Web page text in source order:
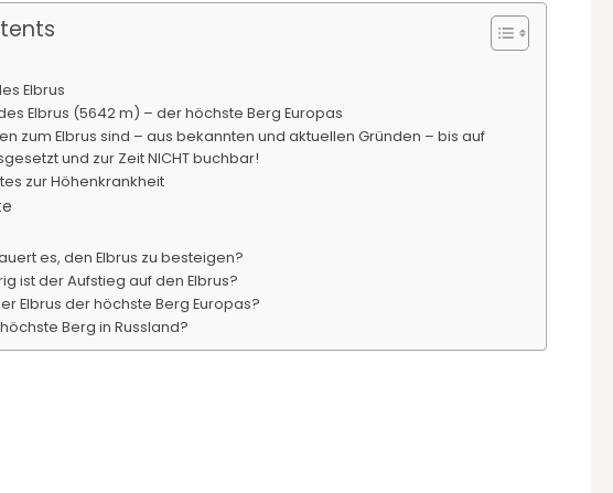
Elbrus
Elbrus (5642 m) – der höchste Berg Europas
zum Elbrus sind – aus bekannten und aktuellen Gründen – bis auf
und zur Zeit NICHT buchbar!
zur Höhenkrankheit
es, den Elbrus zu besteigen?
ist der Aufstieg auf den Elbrus?
Elbrus der höchste Berg Europas?
Berg in Russland?